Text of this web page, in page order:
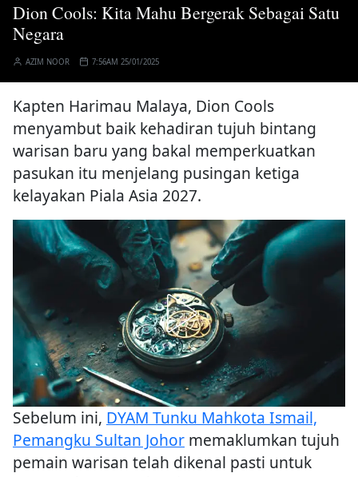
Dion Cools: Kita Mahu Bergerak Sebagai Satu
Negara
AZIM NOOR 7:56AM 25/01/2025
Kapten Harimau Malaya, Dion Cools
menyambut baik kehadiran tujuh bintang
warisan baru yang bakal memperkuatkan
pasukan itu menjelang pusingan ketiga
kelayakan Piala Asia 2027.
Sebelum ini, DYAM Tunku Mahkota Ismail,
Pemangku Sultan Johor memaklumkan tujuh
pemain warisan telah dikenal pasti untuk